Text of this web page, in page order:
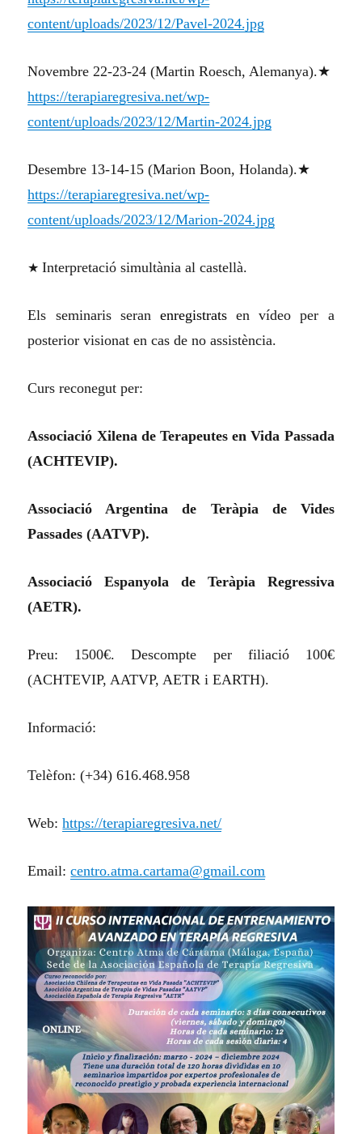
content/uploads/2023/12/Pavel-2024.jpg
Novembre 22-23-24 (Martin Roesch, Alemanya).★
https://terapiaregresiva.net/wp-
content/uploads/2023/12/Martin-2024.jpg
Desembre 13-14-15 (Marion Boon, Holanda).★
https://terapiaregresiva.net/wp-
content/uploads/2023/12/Marion-2024.jpg
★Interpretació simultània al castellà.
Els seminaris seran enregistratsen vídeo per a
posterior visionat en cas de no assistència.
Curs reconegut per:
Associació Xilena de Terapeutes en Vida Passada
(ACHTEVIP).
Associació Argentina de Teràpia de Vides
Passades (AATVP).
Associació Espanyola de Teràpia Regressiva
(AETR).
Preu: 1500€. Descompte per filiació 100€
(ACHTEVIP, AATVP, AETR i EARTH).
Informació:
Telèfon: (+34) 616.468.958
Web:https://terapiaregresiva.net/
Email:centro.atma.cartama@gmail.com